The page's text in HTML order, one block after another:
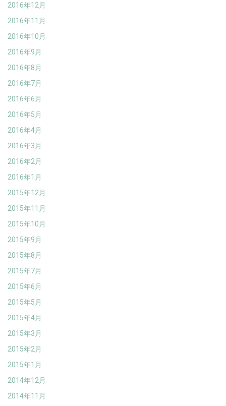
2016年12月
2016年11月
2016年10月
2016年9月
2016年8月
2016年7月
2016年6月
2016年5月
2016年4月
2016年3月
2016年2月
2016年1月
2015年12月
2015年11月
2015年10月
2015年9月
2015年8月
2015年7月
2015年6月
2015年5月
2015年4月
2015年3月
2015年2月
2015年1月
2014年12月
2014年11月